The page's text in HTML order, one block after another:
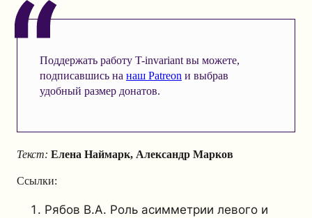
Поддержать работу T-invariant вы можете,
подписавшись на наш Patreon и выбрав
удобный размер донатов.
Текст: Елена Наймарк, Александр Марков
Ссылки:
Рябов В.А. Роль асимметрии левого и